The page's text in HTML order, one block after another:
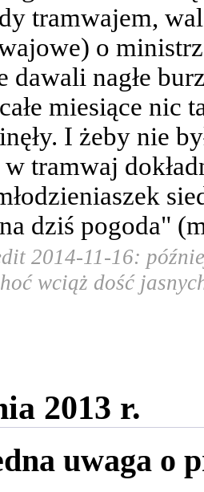
tramwajem,
o
nagłe
miesiące nic
I żeby nie
w tramwaj
dziś pogoda"
2014-11-16:
wciąż dość
2013 r.
uwaga o